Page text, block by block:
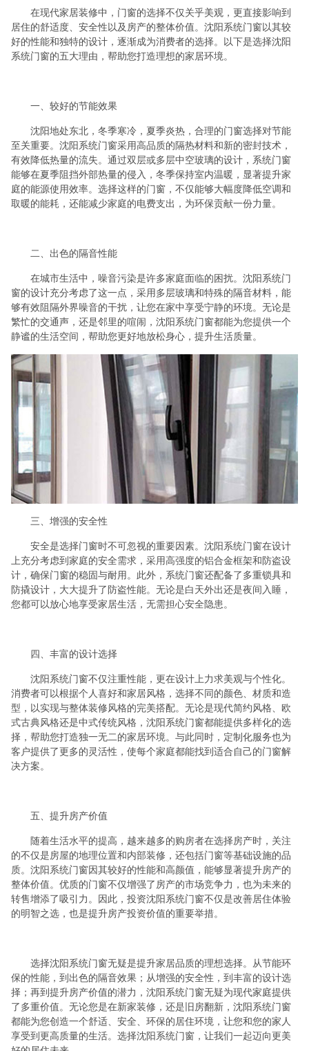
在现代家居装修中，门窗的选择不仅关乎美观，更直接影响到
居住的舒适度、安全性以及房产的整体价值。沈阳系统门窗以其较
好的性能和独特的设计，逐渐成为消费者的选择。以下是选择沈阳
系统门窗的五大理由，帮助您打造理想的家居环境。
一、较好的节能效果
沈阳地处东北，冬季寒冷，夏季炎热，合理的门窗选择对节能
至关重要。沈阳系统门窗采用高品质的隔热材料和新的密封技术，
有效降低热量的流失。通过双层或多层中空玻璃的设计，系统门窗
能够在夏季阻挡外部热量的侵入，冬季保持室内温暖，显著提升家
庭的能源使用效率。选择这样的门窗，不仅能够大幅度降低空调和
取暖的能耗，还能减少家庭的电费支出，为环保贡献一份力量。
二、出色的隔音性能
在城市生活中，噪音污染是许多家庭面临的困扰。沈阳系统门
窗的设计充分考虑了这一点，采用多层玻璃和特殊的隔音材料，能
够有效阻隔外界噪音的干扰，让您在家中享受宁静的环境。无论是
繁忙的交通声，还是邻里的喧闹，沈阳系统门窗都能为您提供一个
静谧的生活空间，帮助您更好地放松身心，提升生活质量。
三、增强的安全性
安全是选择门窗时不可忽视的重要因素。沈阳系统门窗在设计
上充分考虑到家庭的安全需求，采用高强度的铝合金框架和防盗设
计，确保门窗的稳固与耐用。此外，系统门窗还配备了多重锁具和
防撬设计，大大提升了防盗性能。无论是白天外出还是夜间入睡，
您都可以放心地享受家居生活，无需担心安全隐患。
四、丰富的设计选择
沈阳系统门窗不仅注重性能，更在设计上力求美观与个性化。
消费者可以根据个人喜好和家居风格，选择不同的颜色、材质和造
型，以实现与整体装修风格的完美搭配。无论是现代简约风格、欧
式古典风格还是中式传统风格，沈阳系统门窗都能提供多样化的选
择，帮助您打造独一无二的家居环境。与此同时，定制化服务也为
客户提供了更多的灵活性，使每个家庭都能找到适合自己的门窗解
决方案。
五、提升房产价值
随着生活水平的提高，越来越多的购房者在选择房产时，关注
的不仅是房屋的地理位置和内部装修，还包括门窗等基础设施的品
质。沈阳系统门窗因其较好的性能和高颜值，能够显著提升房产的
整体价值。优质的门窗不仅增强了房产的市场竞争力，也为未来的
转售增添了吸引力。因此，投资沈阳系统门窗不仅是改善居住体验
的明智之选，也是提升房产投资价值的重要举措。
选择沈阳系统门窗无疑是提升家居品质的理想选择。从节能环
保的性能，到出色的隔音效果；从增强的安全性，到丰富的设计选
择；再到提升房产价值的潜力，沈阳系统门窗无疑为现代家庭提供
了多重价值。无论您是在新家装修，还是旧房翻新，沈阳系统门窗
都能为您创造一个舒适、安全、环保的居住环境，让您和您的家人
享受到更高质量的生活。选择沈阳系统门窗，让我们一起迈向更美